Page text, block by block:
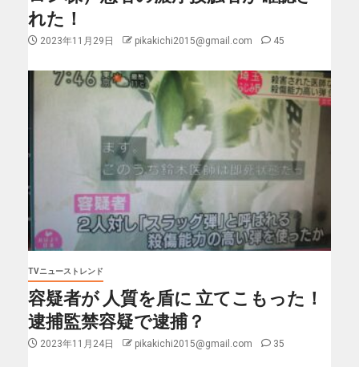
れた！
2023年11月29日 pikakichi2015@gmail.com 45
TVニューストレンド
容疑者が 人質を盾に 立てこもった！
逮捕監禁容疑で逮捕？
2023年11月24日 pikakichi2015@gmail.com 35